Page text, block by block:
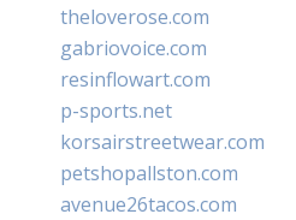
theloverose.com
gabriovoice.com
resinflowart.com
p-sports.net
korsairstreetwear.com
petshopallston.com
avenue26tacos.com